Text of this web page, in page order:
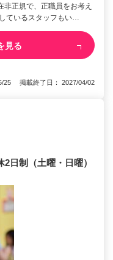
正規で、正職員をお考え
ているスタッフもい…
見る
25 掲載終了日： 2027/04/02
制（土曜・日曜）